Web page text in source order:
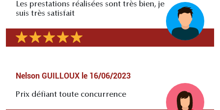
Les prestations réalisées sont très bien, je
suis très satisfait
Nelson GUILLOUX le 16/06/2023
Prix défiant toute concurrence